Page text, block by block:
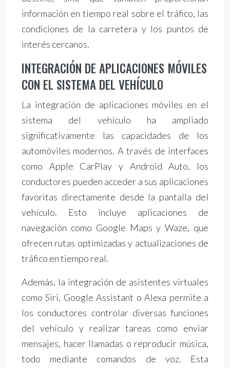
información en tiempo real sobre el tráfico, las
condiciones de la carretera y los puntos de
interés cercanos.
INTEGRACIÓN DE APLICACIONES MÓVILES
CON EL SISTEMA DEL VEHÍCULO
La integración de aplicaciones móviles en el
sistema del vehículo ha ampliado
significativamente las capacidades de los
automóviles modernos. A través de interfaces
como Apple CarPlay y Android Auto, los
conductores pueden acceder a sus aplicaciones
favoritas directamente desde la pantalla del
vehículo. Esto incluye aplicaciones de
navegación como Google Maps y Waze, que
ofrecen rutas optimizadas y actualizaciones de
tráfico en tiempo real.
Además, la integración de asistentes virtuales
como Siri, Google Assistant o Alexa permite a
los conductores controlar diversas funciones
del vehículo y realizar tareas como enviar
mensajes, hacer llamadas o reproducir música,
todo mediante comandos de voz. Esta